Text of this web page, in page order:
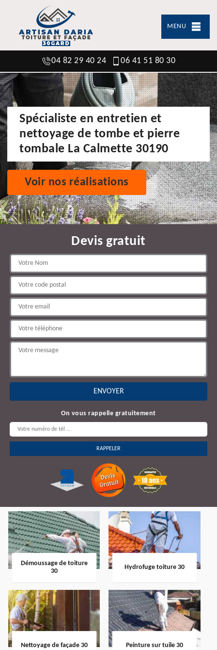
MENU
04 82 29 40 24 06 41 51 80 30
Spécialiste en entretien et
nettoyage de tombe et pierre
tombale La Calmette 30190
Voir nos réalisations
Devis gratuit
On vous rappelle gratuitement
Démoussage de toiture
30
Hydrofuge toiture 30
Nettoyage de façade 30 Peinture sur tuile 30